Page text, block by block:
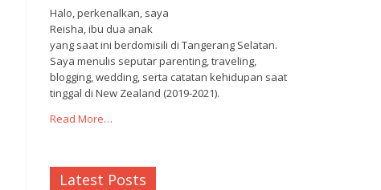
Halo, perkenalkan, saya
Reisha, ibu dua anak
yang saat ini berdomisili di Tangerang Selatan.
Saya menulis seputar parenting, traveling,
blogging, wedding, serta catatan kehidupan saat
tinggal di New Zealand (2019-2021).
Read More…
Latest Posts